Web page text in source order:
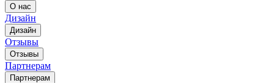
О нас
Дизайн
Дизайн
Отзывы
Отзывы
Партнерам
Партнерам